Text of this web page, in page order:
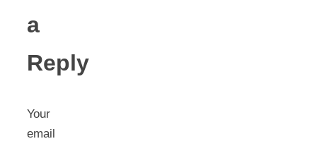
a
Reply
Your
email